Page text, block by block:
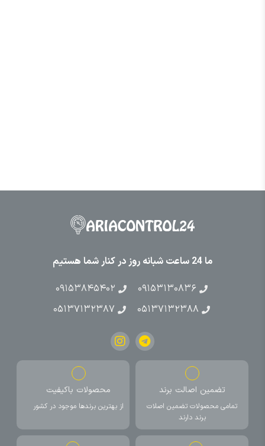
ما 24 ساعت شبانه روز در کنار شما هستیم
۰۹۱۵۳۱۳۰۸۳۶
۰۹۱۵۳۸۴۵۴۰۲
۰۵۱۳۷۱۳۲۳۸۸
۰۵۱۳۷۱۳۲۳۸۷
تضمین اصالت برند
تمامی محصولات تضمین اصلات
برند دارند
محصولات باکیفیت
از بهترین برندها موجود در کشور